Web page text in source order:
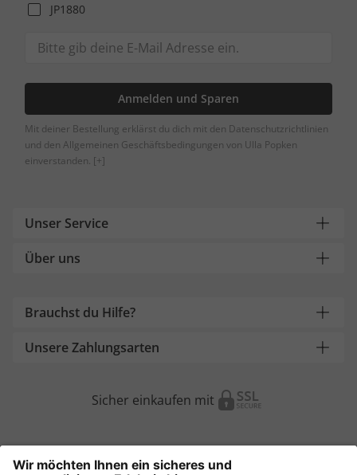
JP1880
Anmelden und Sparen
Mit deiner Bestellung erklärst du dich mit den Datenschutzrichtlinien
und den Allgemeinen Geschäftsbedingungen von Ulla Popken
einverstanden. [+]
Unser Service
Über uns
Brauchst du Hilfe?
Unsere Zahlungsarten
Sicher einkaufen mit
Weitere Onlineshops